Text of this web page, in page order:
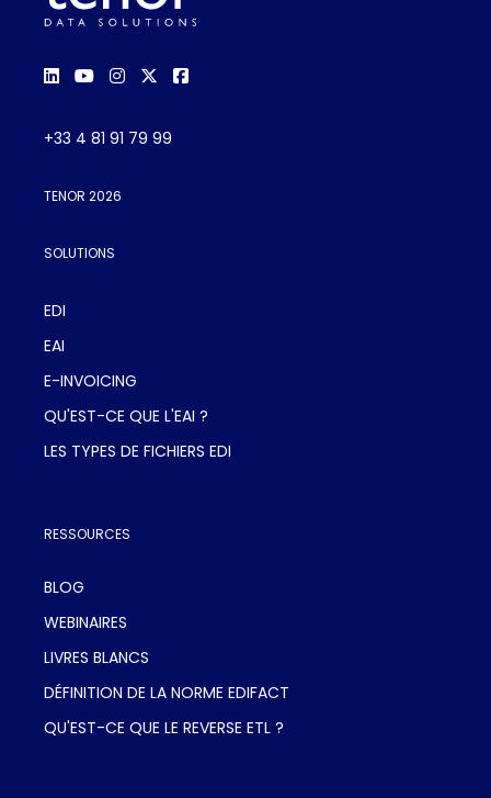
+33 4 81 91 79 99
TENOR 2026
SOLUTIONS
EDI
EAI
E-INVOICING
QU'EST-CE QUE L'EAI ?
LES TYPES DE FICHIERS EDI
RESSOURCES
BLOG
WEBINAIRES
LIVRES BLANCS
DÉFINITION DE LA NORME EDIFACT
QU'EST-CE QUE LE REVERSE ETL ?